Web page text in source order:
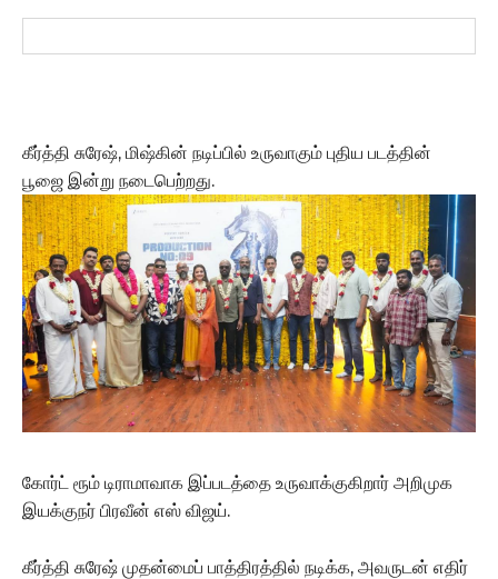
கீர்த்தி சுரேஷ், மிஷ்கின் நடிப்பில் உருவாகும் புதிய படத்தின்
பூஜை இன்று நடைபெற்றது.
கோர்ட் ரூம் டிராமாவாக இப்படத்தை உருவாக்குகிறார் அறிமுக
இயக்குநர் பிரவீன் எஸ் விஜய்.
கீர்த்தி சுரேஷ் முதன்மைப் பாத்திரத்தில் நடிக்க, அவருடன் எதிர்